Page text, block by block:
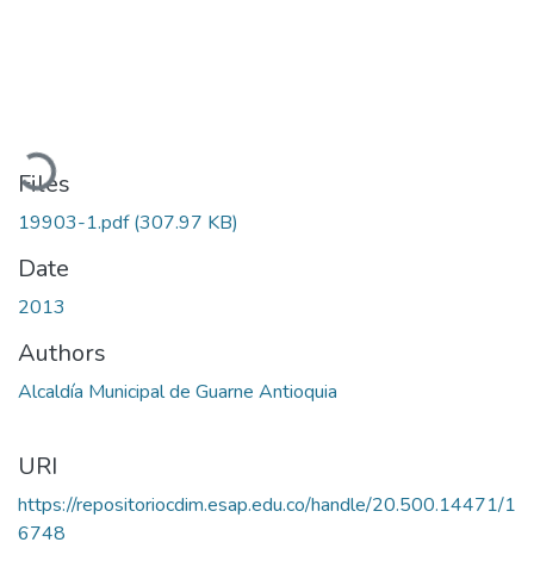
Loading...
Files
19903-1.pdf(307.97 KB)
Date
2013
Authors
Alcaldía Municipal de Guarne Antioquia
URI
https://repositoriocdim.esap.edu.co/handle/20.500.14471/1
6748